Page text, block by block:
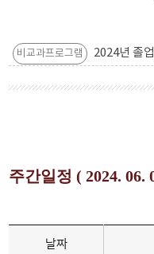
비교과프로그램 2024년 졸
주간일정 ( 2024. 06.
날짜